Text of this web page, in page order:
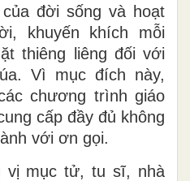
đời sống và hoạt
khuyến khích mỗi
thiêng liêng đối với
Vì mục đích này,
chương trình giáo
cấp đầy đủ không
với ơn gọi.
vị mục tử, tu sĩ, nhà